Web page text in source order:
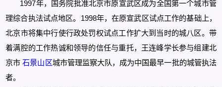
1997年，国务院批准北京市原宣武区成为全国第一个城市管
理综合执法试点地区。1998年，在原宣武区试点工作的基础上，
北京市将集中行使行政处罚权试点工作扩大到当时的城八区。带
着满腔的工作热诚和领导的信任与重托，王连峰学长参与组建北
京市石景山区城市管理监察大队，成为中国最早一批的城管执法
者。